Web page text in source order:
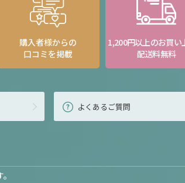
購入者様からの
口コミを掲載
1,200円以上のお買い
配送料無料
よくあるご質問